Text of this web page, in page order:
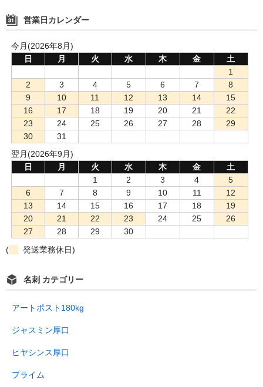
営業日カレンダー
今月(2026年8月)
日
月 火 水 木 金
土
1
2
3 4 5 6 7
8
9
10 11 12 13 14
15
16
17 18 19 20 21
22
23
24 25 26 27 28
29
30
31
翌月(2026年9月)
日
月 火 水 木 金
土
1
2 3 4
5
6
7 8 9 10 11
12
13
14 15 16 17 18
19
20
21 22 23 24 25
26
27
28 29
30
(
発送業務休日)
名刺 カテゴリー
アートポスト180kg
ジャスミン厚口
ヒヤシンス厚口
プライム